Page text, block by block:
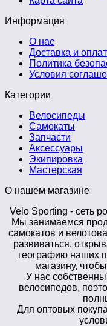
Информация
О нас
Доставка и
Политика
Условия
Категории
Велосипеды
Самокаты
Запчасти
Аксессуары
Экипировка
Мастерская
О нашем магазине
Velo Sporting - сеть
Мы занимаемся
самокатов и
развиваться,
географию наших
магазину,
У нас
велосипедов,
Для оптовых